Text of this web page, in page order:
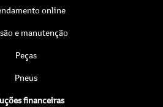
online
e manutenção
Peças
Pneus
financeiras